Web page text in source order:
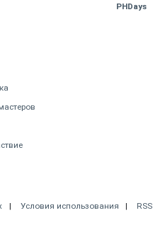
PHDays
Условия использования RSS